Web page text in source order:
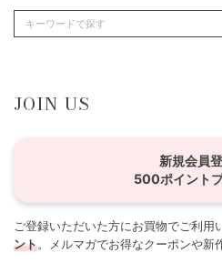
JOIN US
新規会員
500ポイント
ご登録いただいた方にお買物でご利用
ント。メルマガでお得なクーポンや新